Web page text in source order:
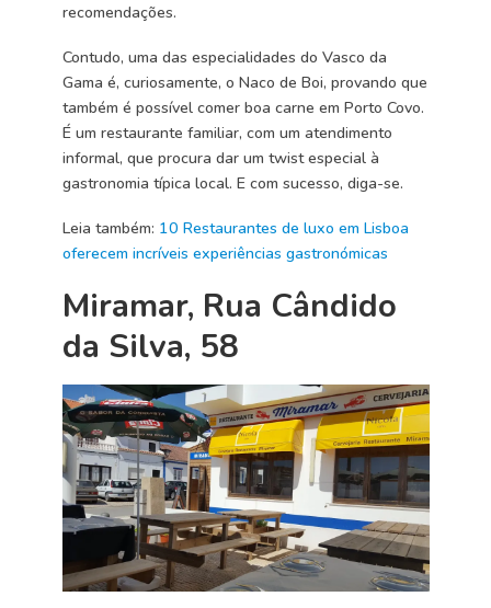
recomendações.
Contudo, uma das especialidades do Vasco da
Gama é, curiosamente, o Naco de Boi, provando que
também é possível comer boa carne em Porto Covo.
É um restaurante familiar, com um atendimento
informal, que procura dar um twist especial à
gastronomia típica local. E com sucesso, diga-se.
Leia também: 10 Restaurantes de luxo em Lisboa
oferecem incríveis experiências gastronómicas
Miramar, Rua Cândido
da Silva, 58